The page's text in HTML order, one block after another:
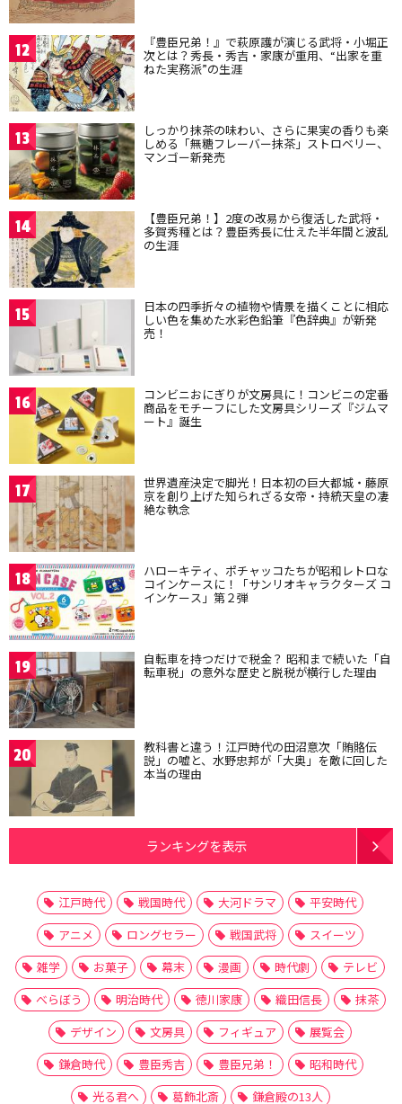
12 『豊臣兄弟！』で萩原護が演じる武将・小堀正
次とは？秀長・秀吉・家康が重用、“出家を重
ねた実務派”の生涯
13 しっかり抹茶の味わい、さらに果実の香りも楽
しめる「無糖フレーバー抹茶」ストロベリー、
マンゴー新発売
14 【豊臣兄弟！】2度の改易から復活した武将・
多賀秀種とは？豊臣秀長に仕えた半年間と波乱
の生涯
15 日本の四季折々の植物や情景を描くことに相応
しい色を集めた水彩色鉛筆『色辞典』が新発
売！
16 コンビニおにぎりが文房具に！コンビニの定番
商品をモチーフにした文房具シリーズ『ジムマ
ート』誕生
17 世界遺産決定で脚光！日本初の巨大都城・藤原
京を創り上げた知られざる女帝・持統天皇の凄
絶な執念
18 ハローキティ、ポチャッコたちが昭和レトロな
コインケースに！「サンリオキャラクターズ コ
インケース」第２弾
19 自転車を持つだけで税金？ 昭和まで続いた「自
転車税」の意外な歴史と脱税が横行した理由
20 教科書と違う！江戸時代の田沼意次「賄賂伝
説」の嘘と、水野忠邦が「大奥」を敵に回した
本当の理由
ランキングを表示
江戸時代 戦国時代 大河ドラマ
平安時代
アニメ
ロングセラー 戦国武将
スイーツ
雑学
お菓子 幕末 漫画 時代劇
テレビ
べらぼう
明治時代 徳川家康 織田信長
抹茶
デザイン
文房具 フィギュア
展覧会
鎌倉時代
豊臣秀吉 豊臣兄弟！
昭和時代
光る君へ
葛飾北斎 鎌倉殿の13人